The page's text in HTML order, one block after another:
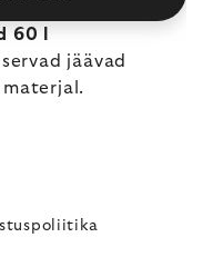
60 l
jäävad